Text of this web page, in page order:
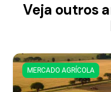
Veja outros
MERCADO AGRÍCOLA